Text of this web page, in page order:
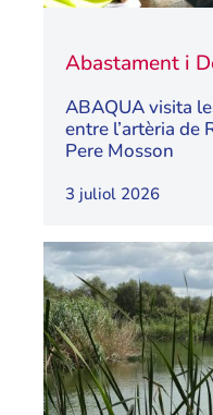
Abastament i
ABAQUA visita
entre l’artèria de
Pere Mosson
3 juliol 2026